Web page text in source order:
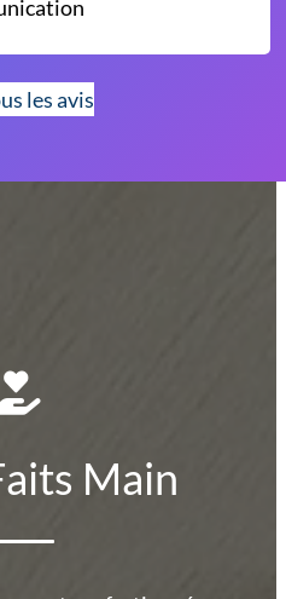
les avis
Main